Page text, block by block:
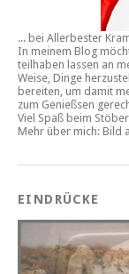
... bei Allerbester
In meinem Blog
teilhaben lassen an
Weise, Dinge
bereiten, um damit
zum Genießsen
Viel Spaß beim
Mehr über mich: Bild
EINDRÜCKE